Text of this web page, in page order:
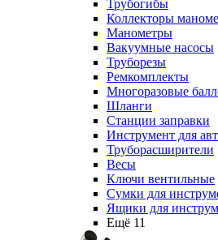
Трубогибы
Коллекторы
Манометры
Вакуумные насосы
Труборезы
Ремкомплекты
Многоразовые
Шланги
Станции заправки
Инструмент для
Труборасширители
Весы
Ключи вентильные
Сумки для
Ящики для
Ещё 11